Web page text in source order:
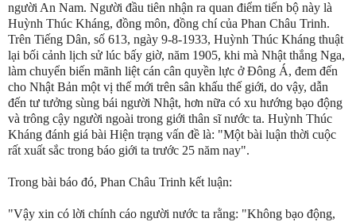
người An Nam. Người đầu tiên nhận ra quan điểm tiến bộ này là
Huỳnh Thúc Kháng, đồng môn, đồng chí của Phan Châu Trinh.
Trên Tiếng Dân, số 613, ngày 9-8-1933, Huỳnh Thúc Kháng thuật
lại bối cảnh lịch sử lúc bấy giờ, năm 1905, khi mà Nhật thắng Nga,
làm chuyển biến mãnh liệt cán cân quyền lực ở Đông Á, đem đến
cho Nhật Bản một vị thế mới trên sân khấu thế giới, do vậy, dẫn
đến tư tưởng sùng bái người Nhật, hơn nữa có xu hướng bạo động
và trông cậy người ngoài trong giới thân sĩ nước ta. Huỳnh Thúc
Kháng đánh giá bài Hiện trạng vấn đề là: "Một bài luận thời cuộc
rất xuất sắc trong báo giới ta trước 25 năm nay".
Trong bài báo đó, Phan Châu Trinh kết luận:
"Vậy xin có lời chính cáo người nước ta rằng: "Không bạo động,